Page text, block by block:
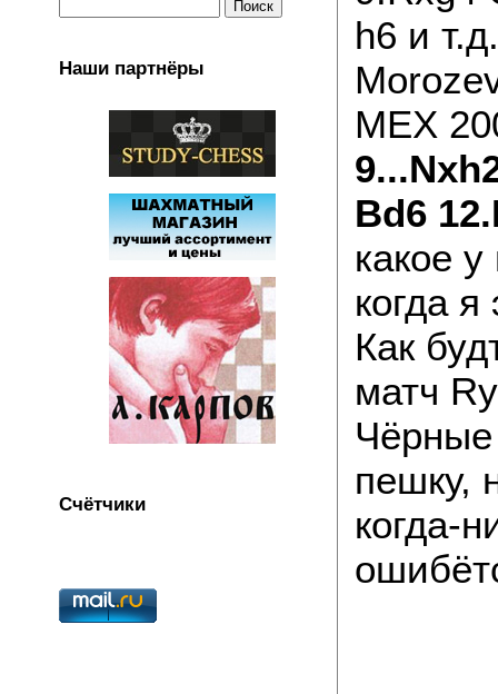
Наши партнёры
Счётчики
h6 и
MEX
Bd6
какое
когда
Как
матч
пешку,
когда-